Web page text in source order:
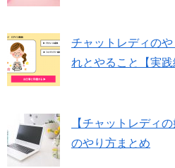
チャットレディの
れとやること【実践
【チャットレディ
のやり方まとめ